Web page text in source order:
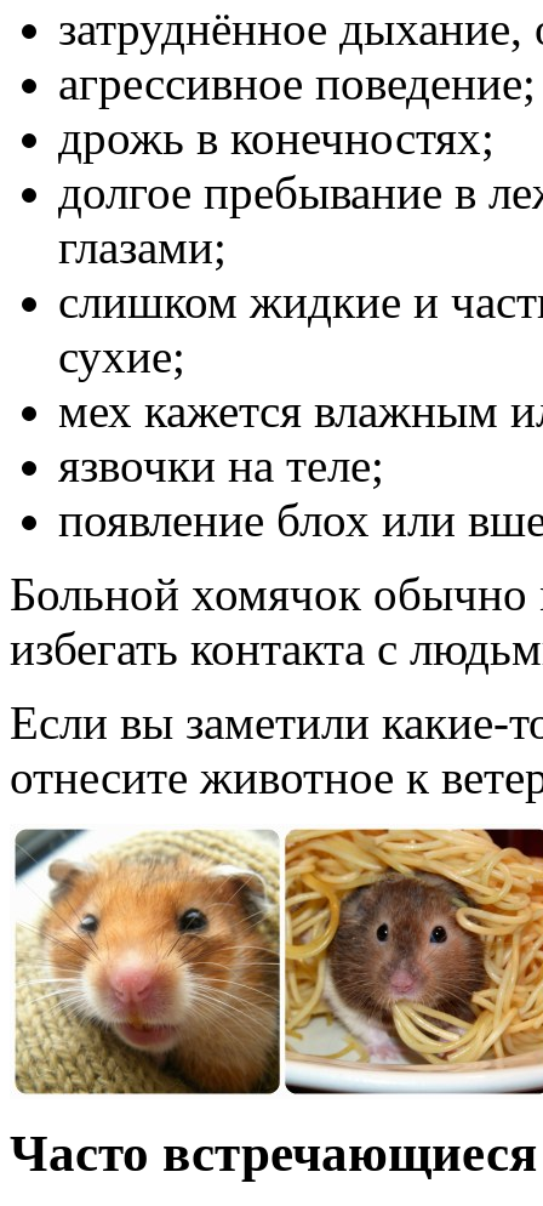
затруднённое
агрессивное поведение;
дрожь в конечностях;
долгое пребывание в
глазами;
слишком жидкие и
сухие;
мех кажется влажным
язвочки на теле;
появление блох или
Больной хомячок обычно
избегать контакта с
Если вы заметили какие-
отнесите животное к
Часто